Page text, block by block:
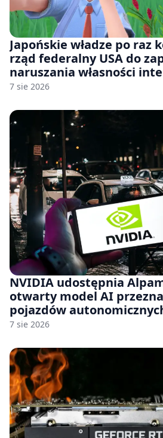
Japońskie władze po raz
rząd federalny USA do
naruszania własności
japońskich gier i anime
7 sie 2026
NVIDIA udostępnia
otwarty model AI
pojazdów
komercyjnego
7 sie 2026